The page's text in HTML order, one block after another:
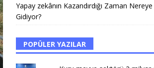
Yapay zekânın Kazandırdığı Zaman Nereye
Gidiyor?
POPÜLER YAZILAR